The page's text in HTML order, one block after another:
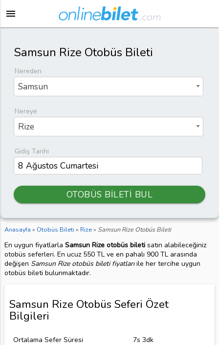
menu
Samsun Rize Otobüs Bileti
Nereden
Samsun
Nereye
Rize
Gidiş Tarihi
OTOBÜS BİLETİ BUL
Anasayfa » Otobüs Bileti » Rize» Samsun Rize Otobüs Bileti
En uygun fiyatlarla Samsun Rize otobüs biletisatın alabileceğiniz
otobüs seferleri. En ucuz 550 TL ve en pahalı 900 TL arasında
değişen Samsun Rize otobüs bileti fiyatlarıile her tercihe uygun
otobüs bileti bulunmaktadır.
Samsun Rize Otobüs Seferi Özet
Bilgileri
Ortalama Sefer Süresi
7s 3dk